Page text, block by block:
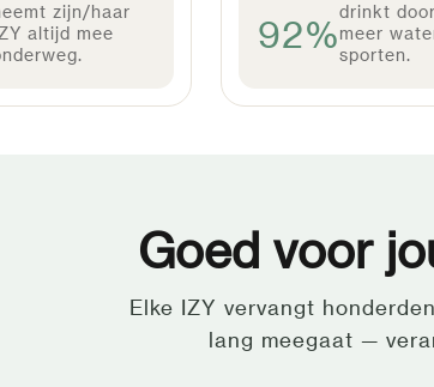
zijn/haar
altijd mee
92%drinkt
meer
sporten.
Goed voor
Elke IZY vervangt
lang meegaat —